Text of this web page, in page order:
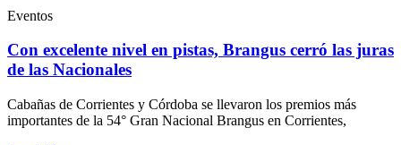
Eventos
Con excelente nivel en pistas, Brangus cerró las juras
de las Nacionales
Cabañas de Corrientes y Córdoba se llevaron los premios más
importantes de la 54° Gran Nacional Brangus en Corrientes,